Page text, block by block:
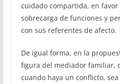
cuidado compartida, en favor
sobrecarga de funciones y
con sus referentes de afecto.
De igual forma, en la
figura del mediador familiar,
cuando haya un conflicto,